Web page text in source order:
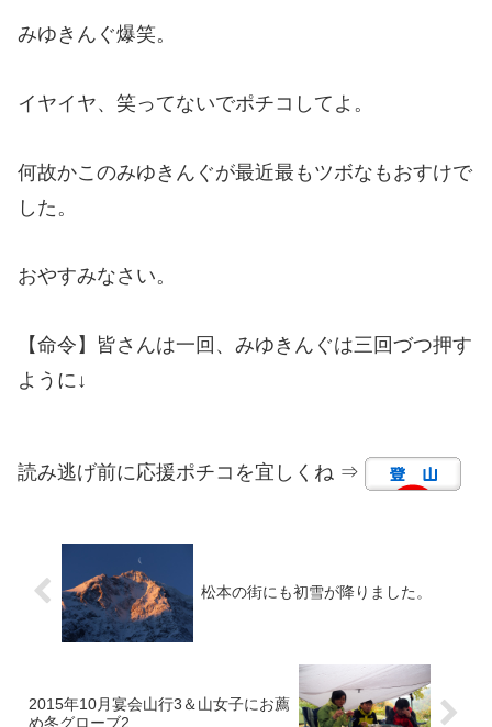
みゆきんぐ爆笑。
イヤイヤ、笑ってないでポチコしてよ。
何故かこのみゆきんぐが最近最もツボなもおすけで
した。
おやすみなさい。
【命令】皆さんは一回、みゆきんぐは三回づつ押す
ように↓
読み逃げ前に応援ポチコを宜しくね ⇒
松本の街にも初雪が降りました。
2015年10月宴会山行3＆山女子にお薦
め冬グローブ2